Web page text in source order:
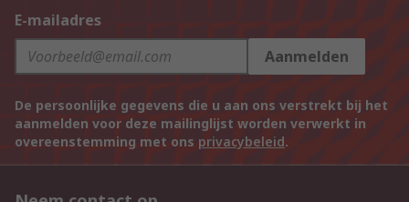
E-mailadres
Aanmelden
De persoonlijke gegevens die u aan ons verstrekt bij het
aanmelden voor deze mailinglijst worden verwerkt in
overeenstemming met ons privacybeleid.